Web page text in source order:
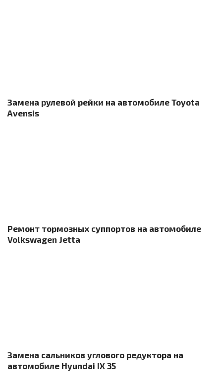
Замена рулевой рейки на автомобиле Toyota
Avensis
Ремонт тормозных суппортов на автомобиле
Volkswagen Jetta
Замена сальников углового редуктора на
автомобиле Hyundai IX 35